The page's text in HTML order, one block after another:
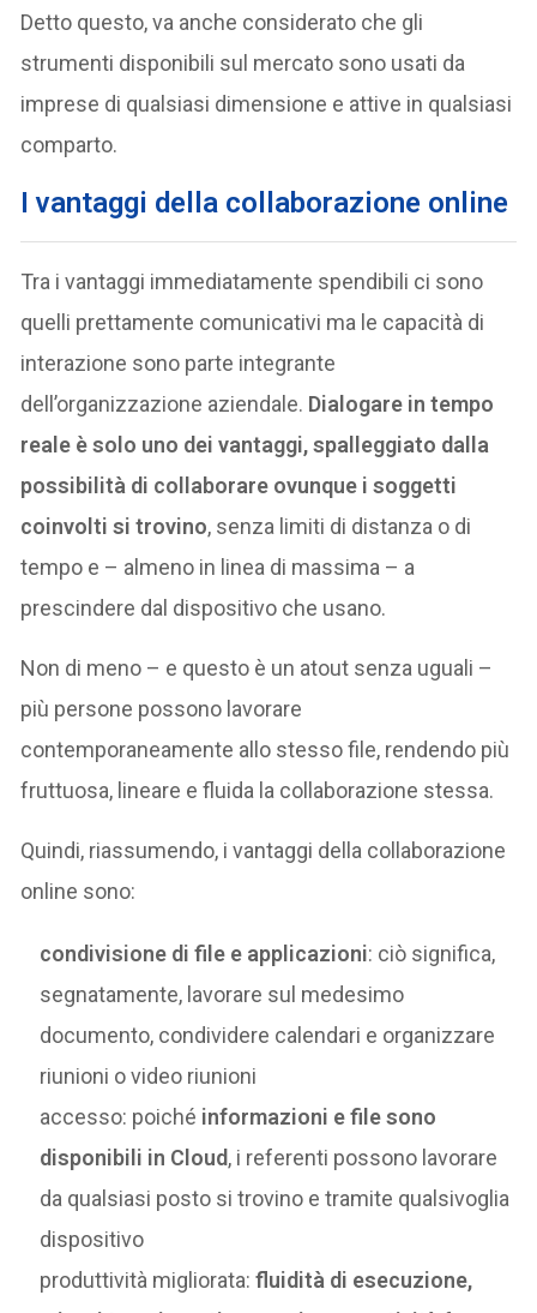
Detto questo, va anche considerato che gli
strumenti disponibili sul mercato sono usati da
imprese di qualsiasi dimensione e attive in qualsiasi
comparto.
I vantaggi della collaborazione online
Tra i vantaggi immediatamente spendibili ci sono
quelli prettamente comunicativi ma le capacità di
interazione sono parte integrante
dell’organizzazione aziendale. Dialogare in tempo
reale è solo uno dei vantaggi, spalleggiato dalla
possibilità di collaborare ovunque i soggetti
coinvolti si trovino, senza limiti di distanza o di
tempo e – almeno in linea di massima – a
prescindere dal dispositivo che usano.
Non di meno – e questo è un atout senza uguali –
più persone possono lavorare
contemporaneamente allo stesso file, rendendo più
fruttuosa, lineare e fluida la collaborazione stessa.
Quindi, riassumendo, i vantaggi della collaborazione
online sono:
condivisione di file e applicazioni: ciò significa,
segnatamente, lavorare sul medesimo
documento, condividere calendari e organizzare
riunioni o video riunioni
accesso: poiché informazioni e file sono
disponibili in Cloud, i referenti possono lavorare
da qualsiasi posto si trovino e tramite qualsivoglia
dispositivo
produttività migliorata:fluidità di esecuzione,